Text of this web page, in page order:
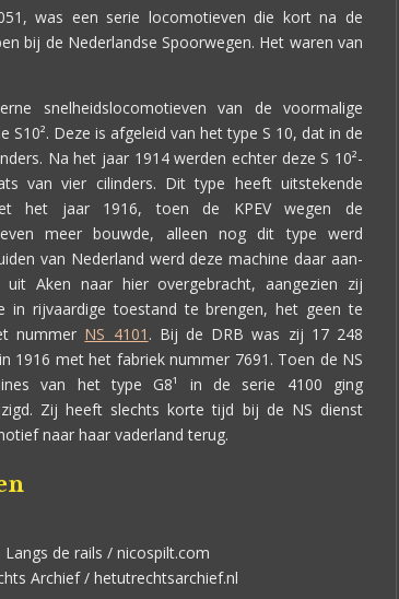
was een serie locomotieven die kort na de
bij de Nederlandse Spoorwegen. Het waren van
snelheidslocomotieven van de voormalige
Deze is afgeleid van het type S 10, dat in de
Na het jaar 1914 werden echter deze S 10²-
van vier cilinders. Dit type heeft uitstekende
het jaar 1916, toen de KPEV wegen de
meer bouwde, alleen nog dit type werd
van Nederland werd deze machine daar aan-
Aken naar hier overgebracht, aangezien zij
in rijvaardige toestand te brengen, het geen te
nummer NS 4101 . Bij de DRB was zij 17 248
1916 met het fabriek nummer 7691. Toen de NS
van het type G8¹ in de serie 4100 ging
Zij heeft slechts korte tijd bij de NS dienst
naar haar vaderland terug.
Langs de rails / nicospilt.com
Archief / hetutrechtsarchief.nl